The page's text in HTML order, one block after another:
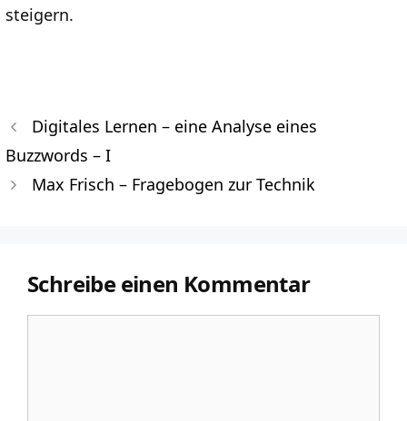
steigern.
Digitales Lernen – eine Analyse eines
Buzzwords – I
Max Frisch – Fragebogen zur Technik
Schreibe einen Kommentar